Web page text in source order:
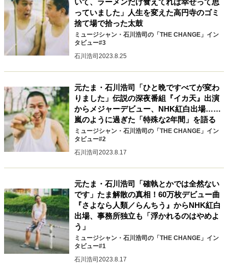
いて、ラーメンだけ食えてれば幸せって思
っていました」人生を変えた高円寺のゴミ
捨て場で拾った太鼓
ミュージシャン・石川浩司の「THE CHANGE」イン
タビュー#3
石川浩司 2023.8.25
元たま・石川浩司「ひと晩ですべてが変わ
りました」伝説の深夜番組『イカ天』出演
からメジャーデビュー、NHK紅白出場……
嵐のように過ぎた「特殊な2年間」を語る
ミュージシャン・石川浩司の「THE CHANGE」イン
タビュー#2
石川浩司 2023.8.17
元たま・石川浩司「確執とかでは全然ない
です」たま解散の真相！60万枚デビュー曲
『さよなら人類／らんちう』からNHK紅白
出場、事務所独立も「浮かれるのはやめよ
う」
ミュージシャン・石川浩司の「THE CHANGE」イン
タビュー#1
石川浩司 2023.8.17